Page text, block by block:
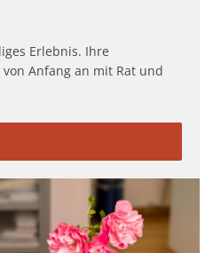
Erlebnis. Ihre
Anfang an mit Rat und